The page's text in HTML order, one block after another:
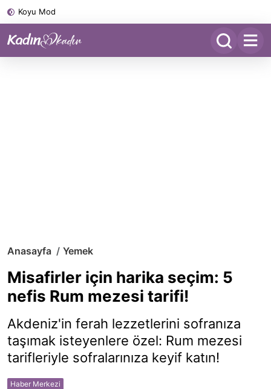
Koyu Mod
Anasayfa Yemek
Misafirler için harika seçim: 5
nefis Rum mezesi tarifi!
Akdeniz'in ferah lezzetlerini sofranıza
taşımak isteyenlere özel: Rum mezesi
tarifleriyle sofralarınıza keyif katın!
Haber Merkezi